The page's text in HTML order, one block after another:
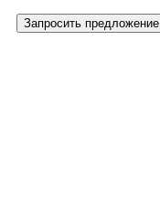
Запросить предложение